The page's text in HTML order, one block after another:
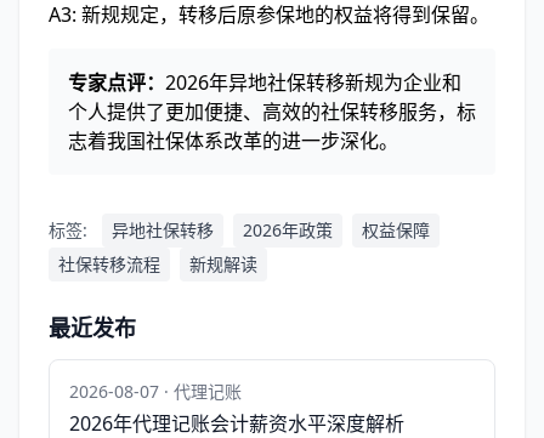
A3: 新规规定，转移后原参保地的权益将得到保留。
专家点评： 2026年异地社保转移新规为企业和
个人提供了更加便捷、高效的社保转移服务，标
志着我国社保体系改革的进一步深化。
标签: 异地社保转移 2026年政策
权益保障
社保转移流程
新规解读
最近发布
2026-08-07 · 代理记账
2026年代理记账会计薪资水平深度解析